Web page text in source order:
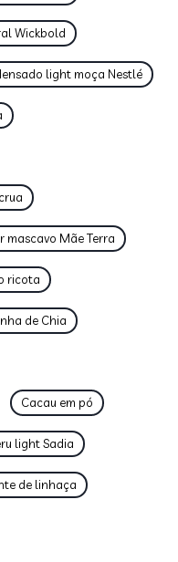
Wickbold
light moça Nestlé
mascavo Mãe Terra
ricota
de Chia
Cacau em pó
light Sadia
de linhaça